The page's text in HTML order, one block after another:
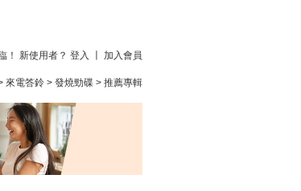
！ 新使用者？ 登入 加入會員
來電答鈴 > 發燒勁碟 > 推薦專輯